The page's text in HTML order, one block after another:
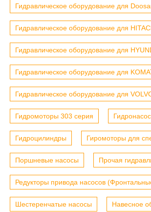
Гидравлическое оборудование для
Гидравлическое оборудование для
Гидравлическое оборудование для
Гидравлическое оборудование для
Гидравлическое оборудование для
Гидромоторы 303 серия
Гидроцилиндры Гиромоторы для
Поршневые насосы Прочая
Редукторы привода насосов
Шестеренчатые насосы Навесное